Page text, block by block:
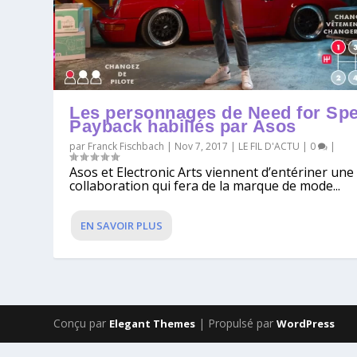
Les personnages de Need for
Payback habillés par Asos
par Franck Fischbach | Nov 7, 2017 | LE FIL D'ACTU | 0 |
Asos et Electronic Arts viennent d’entériner une
collaboration qui fera de la marque de mode...
EN SAVOIR PLUS
Conçu par Elegant Themes | Propulsé parWordPress